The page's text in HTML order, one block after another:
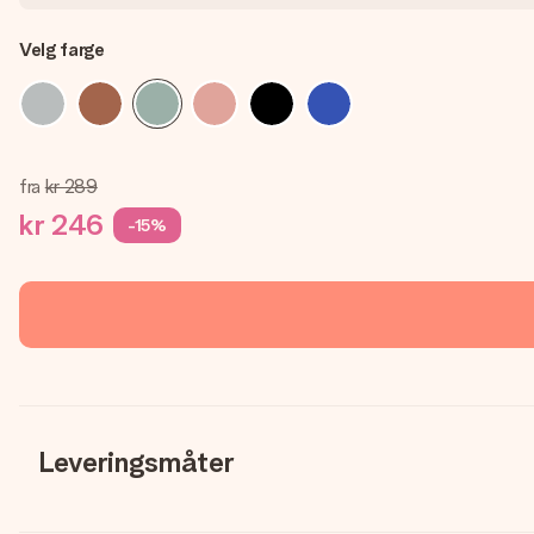
Velg farge
fra kr 289
kr 246 -15%
Leveringsmåter